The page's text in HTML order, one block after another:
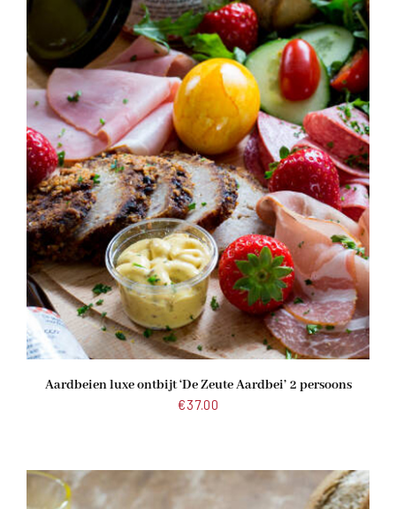
Aardbeien luxe ontbijt ‘De Zeute Aardbei’ 2 persoons
€37.00